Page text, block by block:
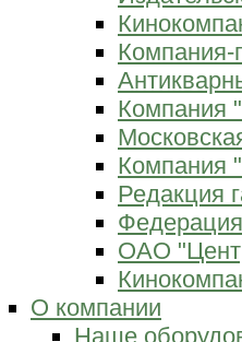
Компания-
Компания
Компания
Редакция
ОАО
О компании
Наше